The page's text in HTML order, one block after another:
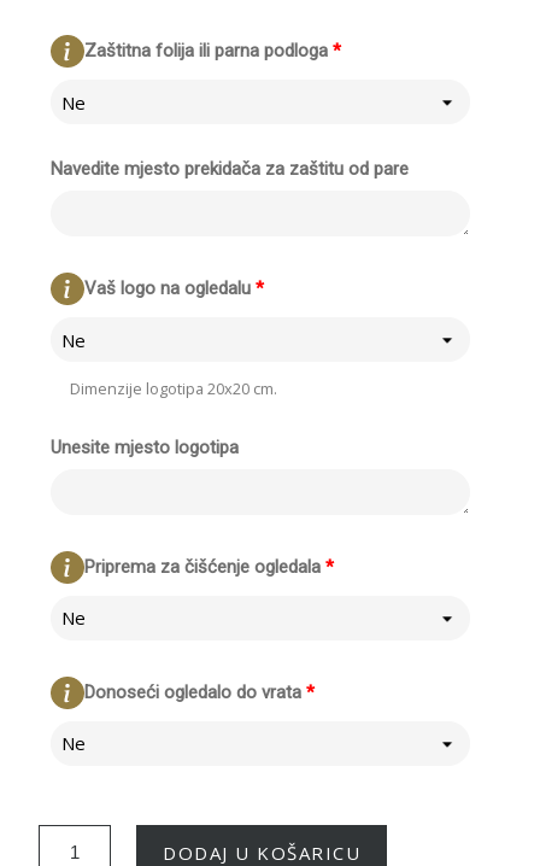
*
Zaštitna folija ili parna podloga
Ne
Navedite mjesto prekidača za zaštitu od pare
*
Vaš logo na ogledalu
Ne
Dimenzije logotipa 20x20 cm.
Unesite mjesto logotipa
*
Priprema za čišćenje ogledala
Ne
*
Donoseći ogledalo do vrata
Ne
DODAJ U KOŠARICU